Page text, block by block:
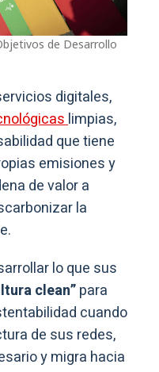
de Desarrollo
digitales,
limpias,
que tiene
emisiones y
de valor a
la
lo que sus
clean”para
cuando
de sus redes,
y migra hacia